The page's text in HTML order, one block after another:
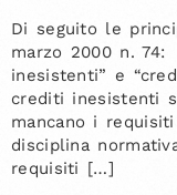
Di seguito le
marzo 2000 n.
inesistenti” e
crediti inesistenti
mancano i
disciplina
requisiti […]